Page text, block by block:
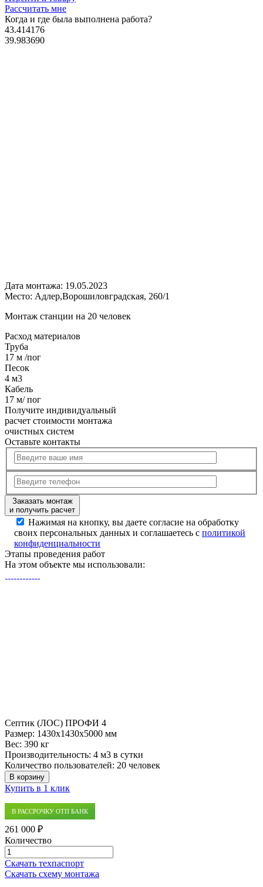
Рассчитать мне
Когда и где была выполнена работа?
43.414176
39.983690
Дата монтажа: 19.05.2023
Место: Адлер,Ворошиловградская, 260/1
Монтаж станции на 20 человек
Расход материалов
Труба
17 м /пог
Песок
4 м3
Кабель
17 м/ пог
Получите индивидуальный
расчет стоимости монтажа
очистных систем
Оставьте контакты
Заказать монтаж
и получить расчет
Нажимая на кнопку, вы даете согласие на обработку
своих персональных данных и соглашаетесь с политикой
конфиденциальности
Этапы проведения работ
На этом объекте мы использовали:
Септик (ЛОС) ПРОФИ 4
Размер: 1430x1430x5000 мм
Вес: 390 кг
Производительность: 4 м3 в сутки
Количество пользователей: 20 человек
В корзину
Купить в 1 клик
В РАССРОЧКУ ОТП БАНК
261 000 ₽
Количество
Количество
товара
Септик
Скачать техпаспорт
Скачать схему монтажа